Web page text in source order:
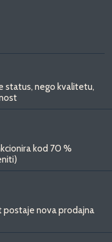
status, nego kvalitetu,
kod 70 %
postaje nova prodajna